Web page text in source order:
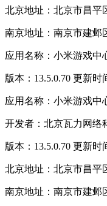
北京地址：北京市昌平
南京地址：南京市建邺
应用名称：小米游戏中
版本：13.5.0.70 更新时
应用名称：小米游戏中
开发者：北京瓦力网络
版本：13.5.0.70 更新时
北京地址：北京市昌平
南京地址：南京市建邺